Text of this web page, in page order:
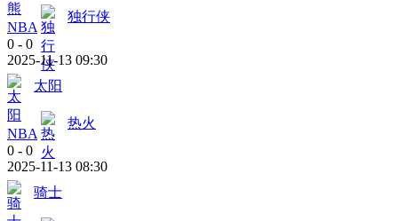
NBA
独行侠
0 - 0
2025-11-13 09:30
太阳
NBA
热火
0 - 0
2025-11-13 08:30
骑士